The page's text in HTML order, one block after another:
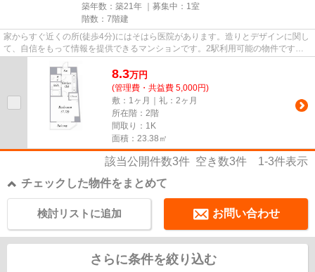
築年数：築21年 ｜募集中： 1室
階数：7階建
家からすぐ近くの所(徒歩4分)にはそはら医院があります。造りとデザインに関し
て、自信をもって情報を提供できるマンションです。2駅利用可能の物件です。
こちらは初期費用をカードで...
8.3万円
(管理費・共益費 5,000円)
敷：1ヶ月｜礼：2ヶ月
所在階：2階
間取り：1K
面積：23.38㎡
該当公開件数3件 空き数3件 1-3件表示
チェックした物件をまとめて
お問い合わせ
検討リストに追加
さらに条件を絞り込む